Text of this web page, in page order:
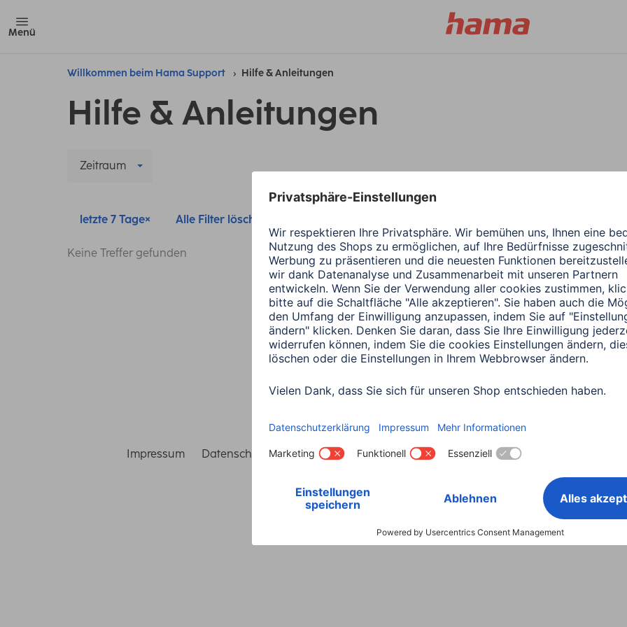
Menü
Willkommen beim Hama Support Hilfe & Anleitungen
Hilfe & Anleitungen
Zeitraum
letzte 7 Tage Alle Filter löschen
Keine Treffer gefunden
Land wählen
Impressum Datenschutz Garantiebestimmungen Konformitätserklärungen